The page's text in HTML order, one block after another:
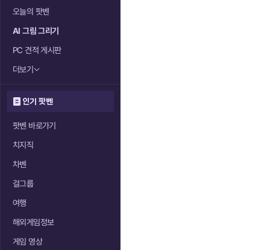
오늘의 팟벤
AI 그림 그리기
PC 견적 게시판
더보기
인기 팟벤
팟벤 바로가기
치지직
차벤
걸그룹
여행
해외게임정보
게임 영상